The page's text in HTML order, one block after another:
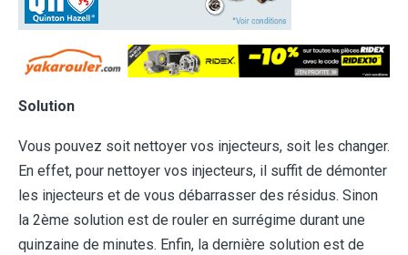
Solution
Vous pouvez soit nettoyer vos injecteurs, soit les changer.
En effet, pour nettoyer vos injecteurs, il suffit de démonter
les injecteurs et de vous débarrasser des résidus. Sinon
la 2ème solution est de rouler en surrégime durant une
quinzaine de minutes. Enfin, la dernière solution est de